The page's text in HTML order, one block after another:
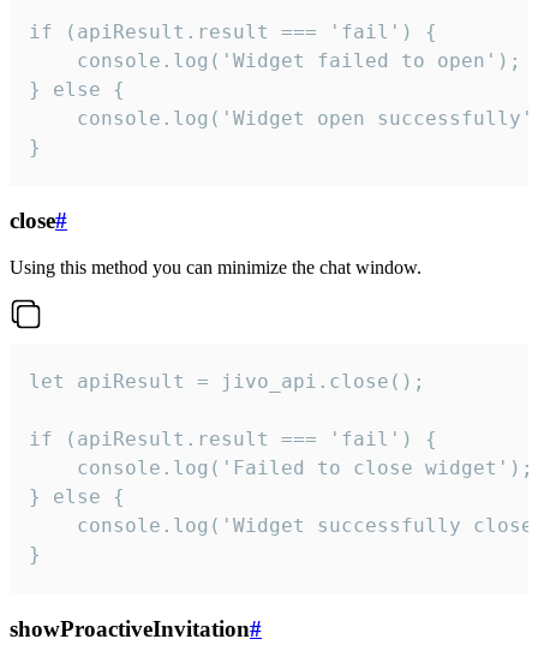
if (apiResult.result === 'fail') {
    console.log('Widget failed to open');
} else {
console.log('Widget open
}
close#
Using this method you can minimize the chat window.
let apiResult = jivo_api.close();
if (apiResult.result === 'fail') {
    console.log('Failed to close widget');
} else {
console.log('Widget successfully
}
showProactiveInvitation#